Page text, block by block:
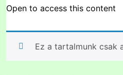
Open to access this content
Ez a tartalmunk csak